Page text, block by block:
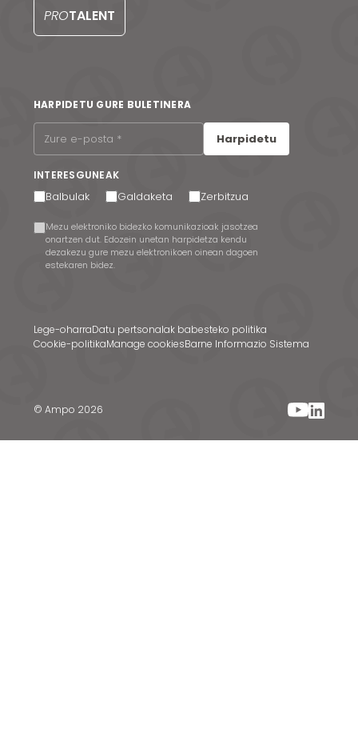
PROTALENT
HARPIDETU GURE BULETINERA
Harpidetu
INTERESGUNEAK
Balbulak Galdaketa Zerbitzua
Mezu elektroniko bidezko komunikazioak jasotzea
onartzen dut. Edozein unetan harpidetza kendu
dezakezu gure mezu elektronikoen oinean dagoen
estekaren bidez.
© Ampo 2026
Lege-oharraDatu pertsonalak babesteko politika
Cookie-politikaManage cookiesBarne Informazio Sistema